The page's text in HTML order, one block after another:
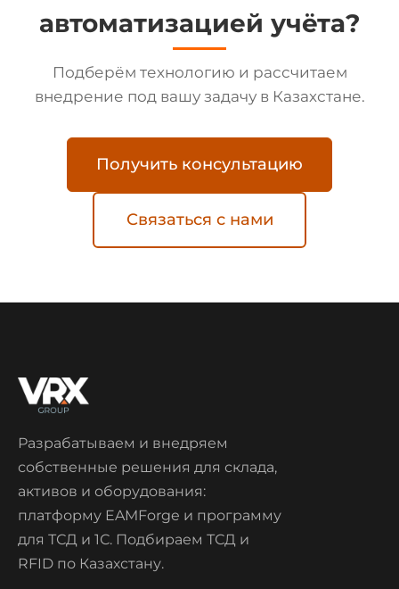
автоматизацией учёта?
Подберём технологию и рассчитаем
внедрение под вашу задачу в Казахстане.
Получить консультацию
Связаться с нами
Разрабатываем и внедряем
собственные решения для склада,
активов и оборудования:
платформу EAMForge и программу
для ТСД и 1С. Подбираем ТСД и
RFID по Казахстану.